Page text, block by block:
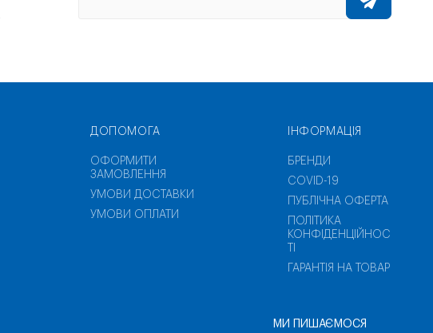
ДОПОМОГА
ОФОРМИТИ
ЗАМОВЛЕННЯ
УМОВИ ДОСТАВКИ
УМОВИ ОПЛАТИ
ІНФОРМАЦІЯ
БРЕНДИ
COVID-19
ПУБЛІЧНА ОФЕРТА
ПОЛІТИКА
КОНФІДЕНЦІЙНОС
ГАРАНТІЯ НА ТОВАР
МИ ПИШАЄМОСЯ